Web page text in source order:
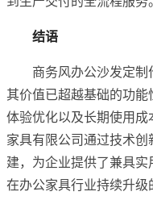
结语
商务风办公沙发定制
其价值已超越基础的功能
体验优化以及长期使用
家具有限公司通过技术
建，为企业提供了兼具实
在办公家具行业持续升